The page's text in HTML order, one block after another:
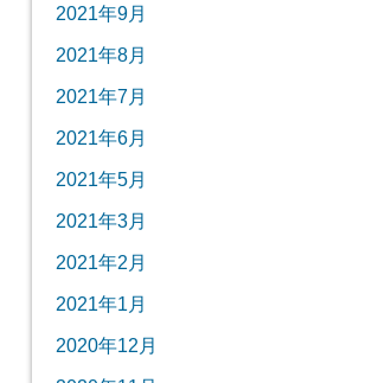
2021年9月
2021年8月
2021年7月
2021年6月
2021年5月
2021年3月
2021年2月
2021年1月
2020年12月